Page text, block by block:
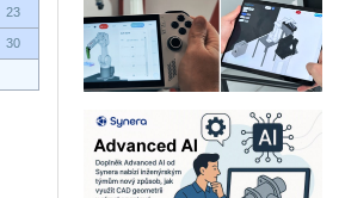
23
30